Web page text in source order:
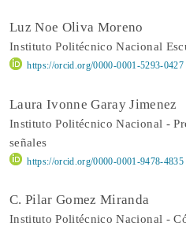
Luz Noe Oliva Moreno
Instituto Politécnico Nacional
https://orcid.org/0000-0001-5293-0427
Laura Ivonne Garay Jimenez
Instituto Politécnico Nacional -
señales
https://orcid.org/0000-0001-9478-4835
C. Pilar Gomez Miranda
Instituto Politécnico Nacional -